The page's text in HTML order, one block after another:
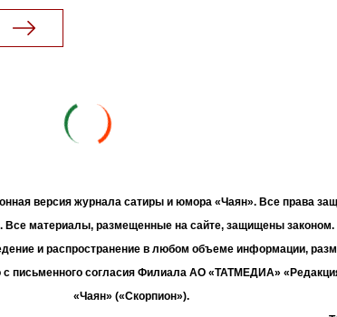
версия журнала сатиры и юмора «Чаян». Все права
материалы, размещенные на сайте, защищены законом.
и распространение в любом объеме информации,
с письменного согласия Филиала АО «ТАТМЕДИА»
«Чаян» («Скорпион»).